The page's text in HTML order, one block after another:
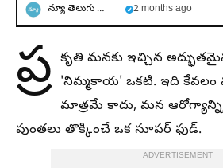
న్యూ తెలుగు న్యూస్ 2 months ago
ప్ర కృతి మనకు ఇచ్చిన
'నిమ్మకాయ' ఒకటి. ఇది కేవలం
మాత్రమే కాదు, మన ఆరోగ్యాన్ని,
పుంతలు తొక్కించే ఒక సూపర్ ఫుడ్.
ADVERTISEMENT